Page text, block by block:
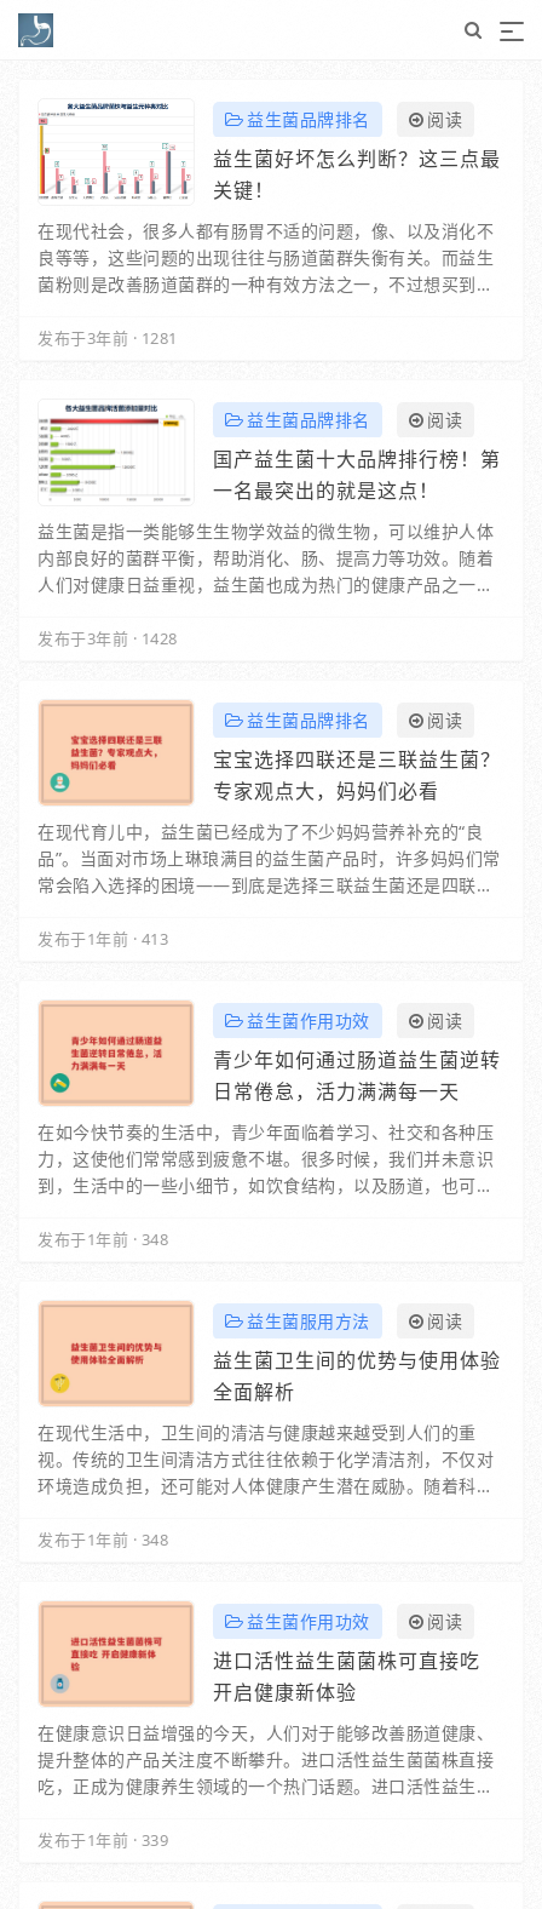
益生菌品牌排名 阅读
益生菌好坏怎么判断？这三点最
关键！
在现代社会，很多人都有肠胃不适的问题，像、以及消化不
良等等，这些问题的出现往往与肠道菌群失衡有关。而益生
菌粉则是改善肠道菌群的一种有效方法之一，不过想买到适
发布于3年前 · 1281
益生菌品牌排名 阅读
国产益生菌十大品牌排行榜！第
一名最突出的就是这点！
益生菌是指一类能够生生物学效益的微生物，可以维护人体
内部良好的菌群平衡，帮助消化、肠、提高力等功效。随着
人们对健康日益重视，益生菌也成为热门的健康产品之一。
发布于3年前 · 1428
益生菌品牌排名 阅读
宝宝选择四联还是三联益生菌？
专家观点大，妈妈们必看
在现代育儿中，益生菌已经成为了不少妈妈营养补充的“良
品”。当面对市场上琳琅满目的益生菌产品时，许多妈妈们常
常会陷入选择的困境——到底是选择三联益生菌还是四联益
发布于1年前 · 413
益生菌作用功效 阅读
青少年如何通过肠道益生菌逆转
日常倦怠，活力满满每一天
在如今快节奏的生活中，青少年面临着学习、社交和各种压
力，这使他们常常感到疲惫不堪。很多时候，我们并未意识
到，生活中的一些小细节，如饮食结构，以及肠道，也可能
发布于1年前 · 348
益生菌服用方法 阅读
益生菌卫生间的优势与使用体验
全面解析
在现代生活中，卫生间的清洁与健康越来越受到人们的重
视。传统的卫生间清洁方式往往依赖于化学清洁剂，不仅对
环境造成负担，还可能对人体健康产生潜在威胁。随着科技
发布于1年前 · 348
益生菌作用功效 阅读
进口活性益生菌菌株可直接吃
开启健康新体验
在健康意识日益增强的今天，人们对于能够改善肠道健康、
提升整体的产品关注度不断攀升。进口活性益生菌菌株直接
吃，正成为健康养生领域的一个热门话题。进口活性益生菌
发布于1年前 · 339